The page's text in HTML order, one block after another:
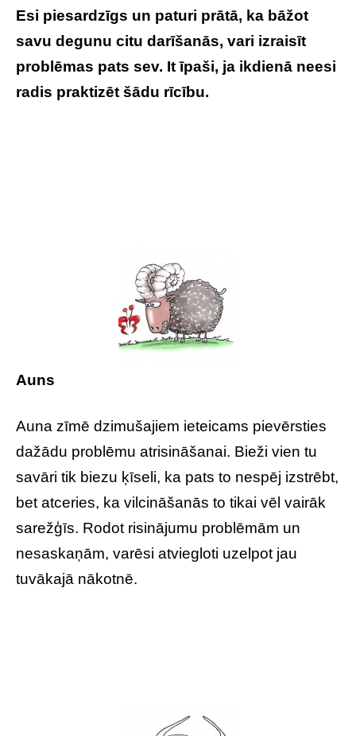
Esi piesardzīgs un paturi prātā, ka bāžot
savu degunu citu darīšanās, vari izraisīt
problēmas pats sev. It īpaši, ja ikdienā neesi
radis praktizēt šādu rīcību.
Auns
Auna zīmē dzimušajiem ieteicams pievērsties
dažādu problēmu atrisināšanai. Bieži vien tu
savāri tik biezu ķīseli, ka pats to nespēj izstrēbt,
bet atceries, ka vilcināšanās to tikai vēl vairāk
sarežģīs. Rodot risinājumu problēmām un
nesaskaņām, varēsi atviegloti uzelpot jau
tuvākajā nākotnē.